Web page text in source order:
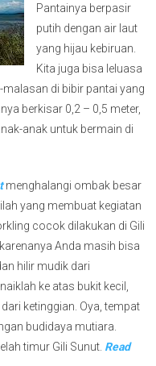
Pantainya berpasir
putih dengan air laut
yang hijau kebiruan.
Kita juga bisa leluasa
di bibir pantai yang
berkisar 0,2 – 0,5 meter,
anak untuk bermain di
menghalangi ombak besar
yang membuat kegiatan
cocok dilakukan di Gili
Anda masih bisa
hilir mudik dari
ke atas bukit kecil,
ketinggian. Oya, tempat
budidaya mutiara.
timur Gili Sunut. Read